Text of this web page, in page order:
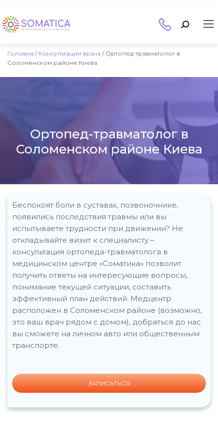
Головна / Консультации врача / Ортопед-травматолог в
Соломенском районе Киева
Ортопед-травматолог в
Соломенском районе Киева
Беспокоят боли в суставах, позвоночнике,
появились последствия травмы или вы
испытываете трудности при движении? Не
откладывайте визит к специалисту –
консультация ортопеда-травматолога в
медицинском центре «Соматика» позволит
получить ответы на интересующие вопросы,
понимание текущей ситуации, составить
эффективный план действий. Медцентр
расположен в Соломенском районе (возможно,
это ваш врач рядом с домом), добраться до нас
вы сможете на личном авто или общественным
транспорте.
ЗАПИСАТЬСЯ